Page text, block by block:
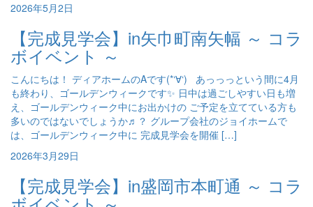
2026年5月2日
【完成見学会】in矢巾町南矢幅 ～ コラ
ボイベント ～
こんにちは！ ディアホームのAです(*‘∀‘) あっっっという間に4月
も終わり、ゴールデンウィークです✨ 日中は過ごしやすい日も増
え、ゴールデンウィーク中にお出かけの ご予定を立てている方も
多いのではないでしょうか♬？ グループ会社のジョイホームで
は、ゴールデンウィーク中に 完成見学会を開催 […]
2026年3月29日
【完成見学会】in盛岡市本町通 ～ コラ